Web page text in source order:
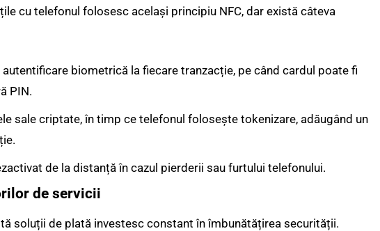
cu telefonul folosesc același principiu NFC, dar există câteva
biometrică la fiecare tranzacție, pe când cardul poate fi
PIN.
sale criptate, în timp ce telefonul folosește tokenizare, adăugând un
de la distanță în cazul pierderii sau furtului telefonului.
de servicii
soluții de plată investesc constant în îmbunătățirea securității.